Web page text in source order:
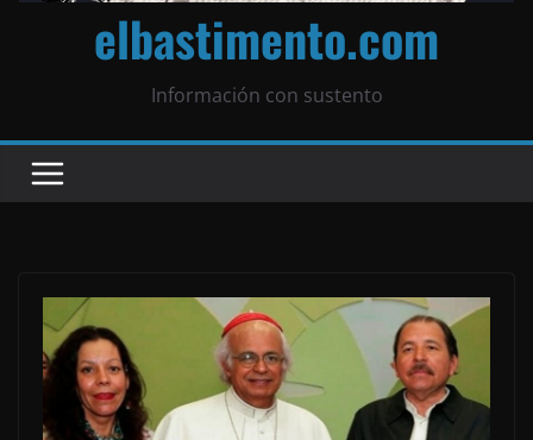
elbastimento.com
Información con sustento